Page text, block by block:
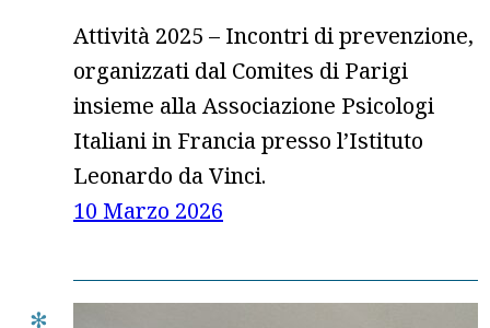
Attività 2025 – Incontri di prevenzione,
organizzati dal Comites di Parigi
insieme alla Associazione Psicologi
Italiani in Francia presso l’Istituto
Leonardo da Vinci.
10 Marzo 2026